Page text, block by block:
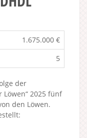
1.675.000 €
5
der
Löwen“ 2025 fünf
den Löwen.